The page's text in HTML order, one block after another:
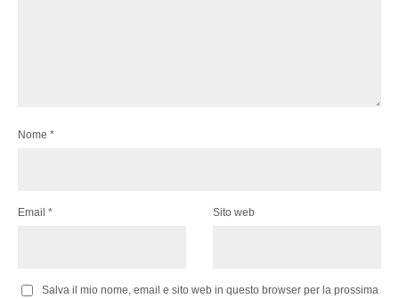
Nome *
Email * Sito web
Salva il mio nome, email e sito web in questo browser per la prossima